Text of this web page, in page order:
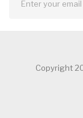
Copyright